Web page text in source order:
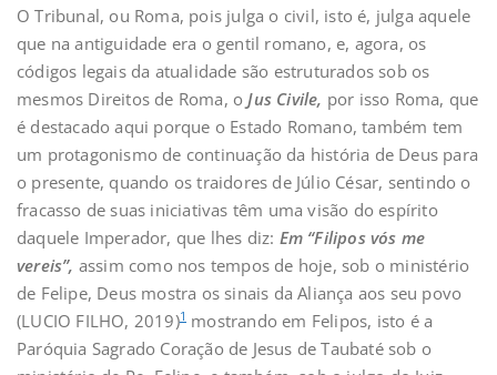
O Tribunal, ou Roma, pois julga o civil, isto é, julga aquele
que na antiguidade era o gentil romano, e, agora, os
códigos legais da atualidade são estruturados sob os
mesmos Direitos de Roma, oJus Civile, por isso Roma, que
é destacado aqui porque o Estado Romano, também tem
um protagonismo de continuação da história de Deus para
o presente, quando os traidores de Júlio César, sentindo o
fracasso de suas iniciativas têm uma visão do espírito
daquele Imperador, que lhes diz: Em “Filipos vós me
vereis”, assim como nos tempos de hoje, sob o ministério
de Felipe, Deus mostra os sinais da Aliança aos seu povo
(LUCIO FILHO, 2019)1 mostrando em Felipos, isto é a
Paróquia Sagrado Coração de Jesus de Taubaté sob o